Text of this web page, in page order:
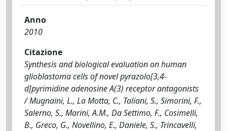
Anno
2010
Citazione
Synthesis and biological evaluation on human
glioblastoma cells of novel pyrazolo[3,4-
d]pyrimidine adenosine A(3) receptor antagonists
/ Mugnaini, L., La Motta, C., Taliani, S., Simorini, F.,
Salerno, S., Marini, A.M., Da Settimo, F., Cosimelli,
B., Greco, G., Novellino, E., Daniele, S., Trincavelli,